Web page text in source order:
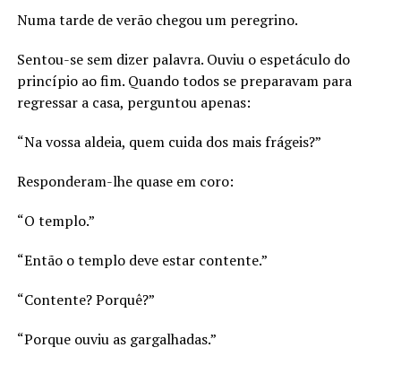
Numa tarde de verão chegou um peregrino.
Sentou-se sem dizer palavra. Ouviu o espetáculo do
princípio ao fim. Quando todos se preparavam para
regressar a casa, perguntou apenas:
“Na vossa aldeia, quem cuida dos mais frágeis?”
Responderam-lhe quase em coro:
“O templo.”
“Então o templo deve estar contente.”
“Contente? Porquê?”
“Porque ouviu as gargalhadas.”